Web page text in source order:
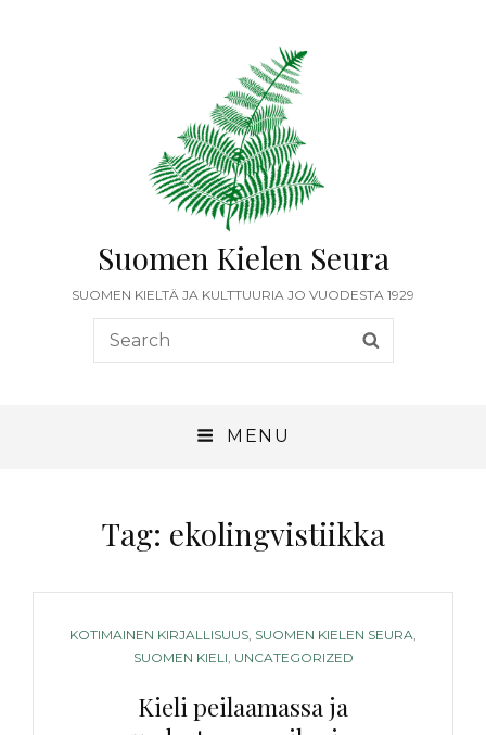
Suomen Kielen Seura
SUOMEN KIELTÄ JA KULTTUURIA JO VUODESTA 1929
Search
for:
MENU
Tag: ekolingvistiikka
CATEGORIES
KOTIMAINEN KIRJALLISUUS SUOMEN KIELEN SEURA
SUOMEN KIELI UNCATEGORIZED
Kieli peilaamassa ja